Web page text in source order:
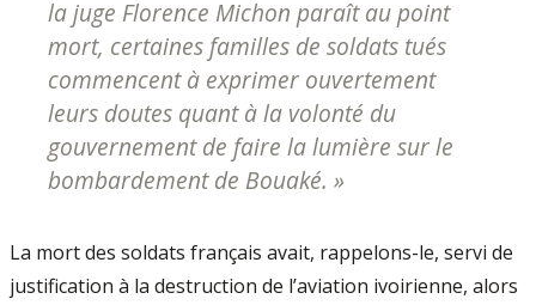
la juge Florence Michon paraît au point
mort, certaines familles de soldats tués
commencent à exprimer ouvertement
leurs doutes quant à la volonté du
gouvernement de faire la lumière sur le
bombardement de Bouaké. »
La mort des soldats français avait, rappelons-le, servi de
justification à la destruction de l’aviation ivoirienne, alors